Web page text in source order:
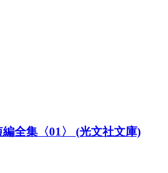
全集〈01〉 (光文社文庫)